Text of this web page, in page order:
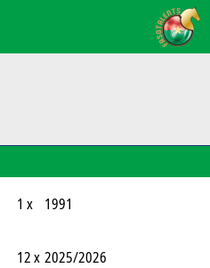
1 x 1991
12 x 2025/2026